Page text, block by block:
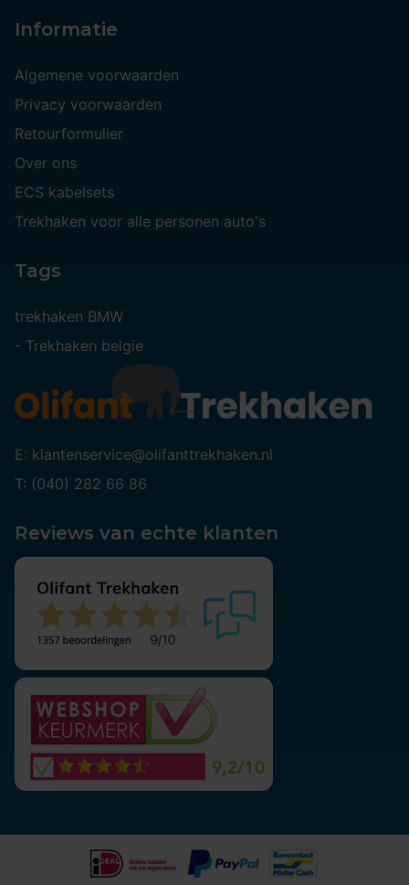
Informatie
Algemene voorwaarden
Privacy voorwaarden
Retourformulier
Over ons
ECS kabelsets
Trekhaken voor alle personen auto's
Tags
trekhaken BMW
- Trekhaken belgie
E: klantenservice@olifanttrekhaken.nl
T: (040) 282 66 86
Reviews van echte klanten